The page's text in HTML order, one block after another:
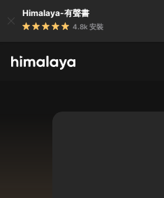
Himalaya-有聲書
4.8k 安裝